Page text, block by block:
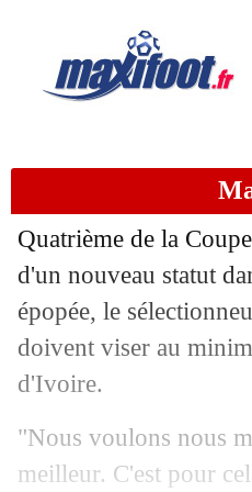
Quatrième de la
d'un nouveau statut
épopée, le
doivent viser au
d'Ivoire.
"Nous voulons nous
meilleur. C'est pour